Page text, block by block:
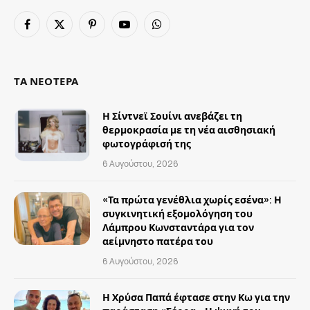
Facebook
X
PinterestYouTubeWhatsApp
ΤΑ ΝΕΟΤΕΡΑ
Η Σίντνεϊ Σουίνι ανεβάζει τη
θερμοκρασία με τη νέα αισθησιακή
φωτογράφισή της
6 Αυγούστου, 2026
«Τα πρώτα γενέθλια χωρίς εσένα»: Η
συγκινητική εξομολόγηση του
Λάμπρου Κωνσταντάρα για τον
αείμνηστο πατέρα του
6 Αυγούστου, 2026
Η Χρύσα Παπά έφτασε στην Κω για την